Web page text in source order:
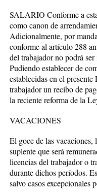
SALARIO Conforme a
como canon de
Adicionalmente, por
conforme al artículo 288
del trabajador no podrá
Pudiendo establecer de
establecidas en el
trabajador un recibo de
la reciente reforma de la
VACACIONES
El goce de las vacaciones,
suplente que será
licencias del trabajador o
durante dichos períodos.
salvo casos excepcionales